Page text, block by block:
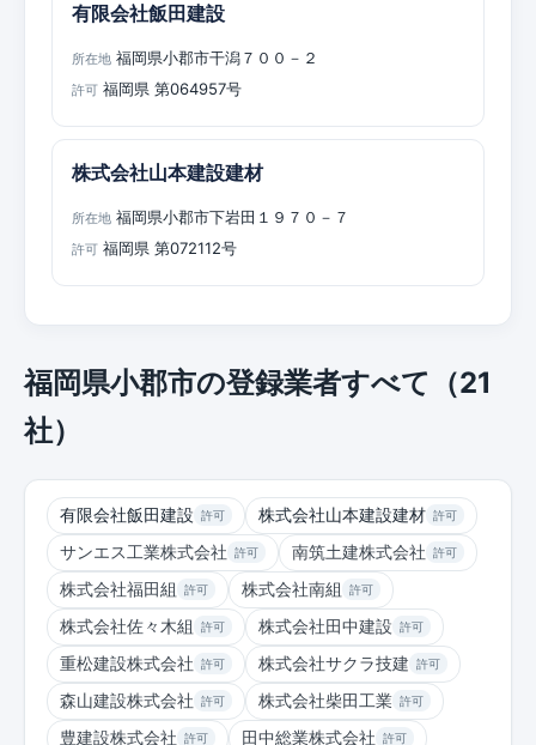
有限会社飯田建設
所在地 福岡県小郡市干潟７００－２
許可 福岡県 第064957号
株式会社山本建設建材
所在地 福岡県小郡市下岩田１９７０－７
許可 福岡県 第072112号
福岡県小郡市の登録業者すべて（21
社）
有限会社飯田建設 許可 株式会社山本建設建材 許可
サンエス工業株式会社 許可 南筑土建株式会社 許可
株式会社福田組 許可 株式会社南組 許可
株式会社佐々木組 許可 株式会社田中建設 許可
重松建設株式会社 許可 株式会社サクラ技建 許可
森山建設株式会社 許可 株式会社柴田工業 許可
豊建設株式会社 許可 田中総業株式会社 許可